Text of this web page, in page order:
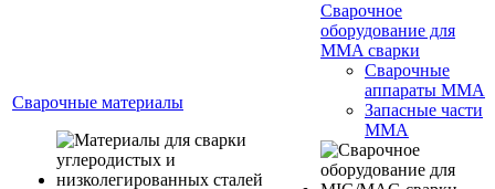
Сварочные материалы
Сварочное
оборудование для
MMA сварки
Сварочные
аппараты MMA
Запасные части
MMA